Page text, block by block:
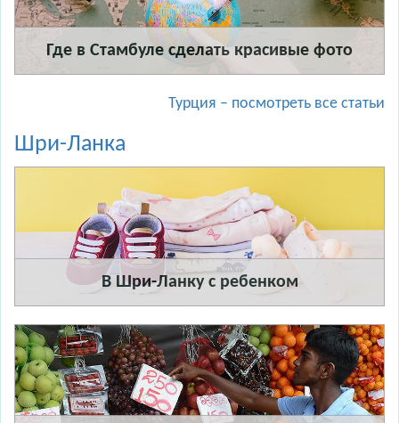
Где в Стамбуле сделать красивые фото
Турция – посмотреть все статьи
Шри-Ланка
В Шри-Ланку с ребенком